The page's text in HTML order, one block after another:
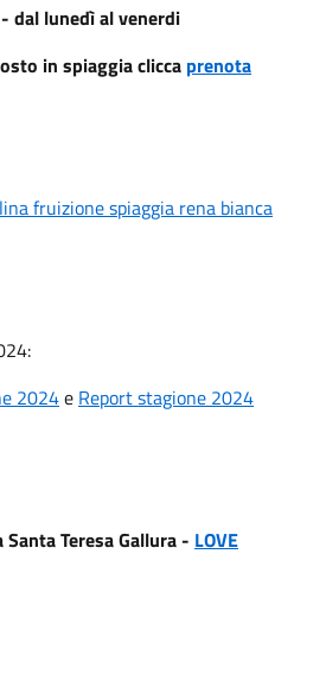
dal lunedì al venerdi
in spiaggia clicca prenota
fruizione spiaggia rena bianca
2024e Report stagione 2024
Teresa Gallura - LOVE